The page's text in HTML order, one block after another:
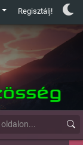
Regisztálj!